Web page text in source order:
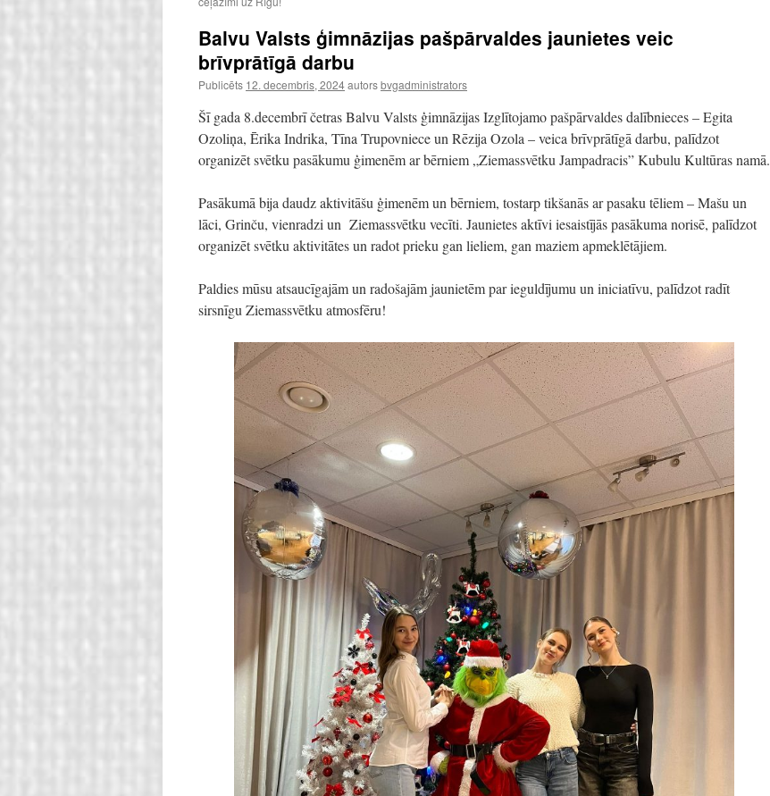
Balvu Valsts ģimnāzijas pašpārvaldes jaunietes veic
brīvprātīgā darbu
Publicēts 12. decembris, 2024autorsbvgadministrators
Šī gada 8.decembrī četras Balvu Valsts ģimnāzijas Izglītojamo pašpārvaldes dalībnieces – Egita
Ozoliņa, Ērika Indrika, Tīna Trupovniece un Rēzija Ozola – veica brīvprātīgā darbu, palīdzot
organizēt svētku pasākumu ģimenēm ar bērniem „Ziemassvētku Jampadracis” Kubulu Kultūras namā.
Pasākumā bija daudz aktivitāšu ģimenēm un bērniem, tostarp tikšanās ar pasaku tēliem – Mašu un
lāci, Grinču, vienradzi un Ziemassvētku vecīti. Jaunietes aktīvi iesaistījās pasākuma norisē, palīdzot
organizēt svētku aktivitātes un radot prieku gan lieliem, gan maziem apmeklētājiem.
Paldies mūsu atsaucīgajām un radošajām jaunietēm par ieguldījumu un iniciatīvu, palīdzot radīt
sirsnīgu Ziemassvētku atmosfēru!